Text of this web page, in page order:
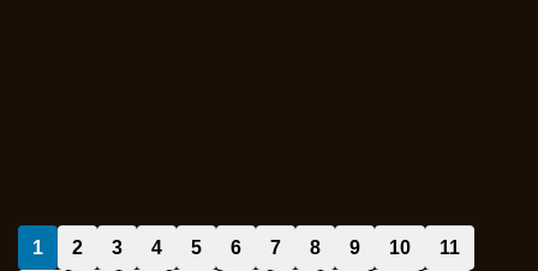
1 2 3 4 5 6 7 8 9 10 11